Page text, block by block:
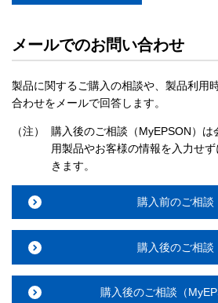
メールでのお問い合わせ
製品に関するご購入の相談や、製品利用
合わせをメールで回答します。
（注）
購入後のご相談（MyEPSON）は
用製品やお客様の情報を入力せ
きます。
購入前のご相談
購入後のご相談
購入後のご相談（